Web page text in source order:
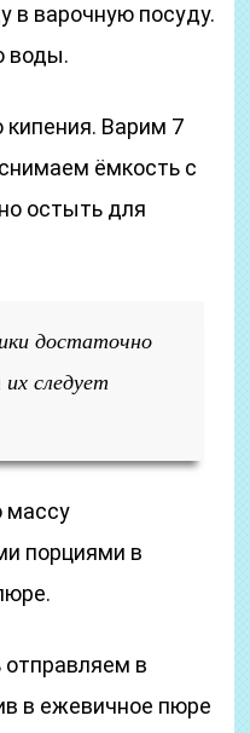
в варочную посуду.
воды.
Варим 7
ёмкость с
остыть для
достаточно
следует
массу
порциями в
в
в ежевичное пюре